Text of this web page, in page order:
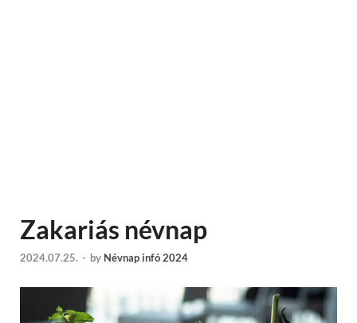
Zakariás névnap
2024.07.25. - by Névnap infó 2024